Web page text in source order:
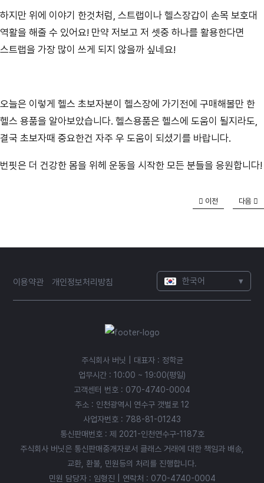
하지만 위에 이야기 한것처럼, 스트랩이나 헬스장갑이 손목 보호대
역활을 해줄 수 있어요! 만약 저보고 저 셋중 하나를 활용한다면
스트랩을 가장 많이 쓰게 되지 않을까 싶네요!
오늘은 이렇게 헬스 초보자분이 헬스장에 가기전에 구매해볼만 한
헬스 용품을 알아보았습니다. 헬스용품은 헬스에 도움이 될지라도,
결국 초보자때 중요한건 자주 우 도움이 되셨기를 바랍니다.
번핏은 더 건강한 몸을 위헤 운동을 시작한 모든 분들을 응원합니다!
이전 다음
이용약관 개인정보처리방침 한국어 ▾
주식회사 버닛 | 대표자 : 정학균
업무시간 : 10:00 ~ 19:00(평일)
고객센터 번호 : 070-4740-0004
주소 : 인천광역시 연수구 갯벌로 12
사업자번호 : 788-81-01243
통신판매번호 : 제 2021-인천연수구-1187호
주식회사 버닛은 통신판매중개자로서 클래스 거래에 대한 책임과 배송,
교환, 환불, 민원등의 처리를 진행합니다.
민원 담당자 : 임형진 | 연락처 : 070-4740-0004